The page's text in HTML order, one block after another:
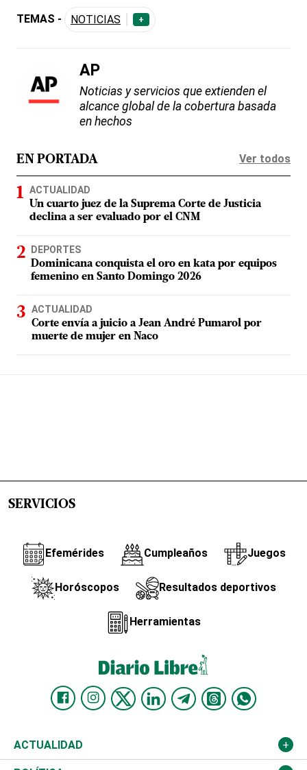
TEMAS - NOTICIAS +
AP
Noticias y servicios que extienden el
alcance global de la cobertura basada
en hechos
EN PORTADA Ver todos
ACTUALIDAD
Un cuarto juez de la Suprema Corte de Justicia
declina a ser evaluado por el CNM
DEPORTES
Dominicana conquista el oro en kata por equipos
femenino en Santo Domingo 2026
ACTUALIDAD
Corte envía a juicio a Jean André Pumarol por
muerte de mujer en Naco
SERVICIOS
Efemérides Cumpleaños Juegos
Horóscopos Resultados deportivos
Herramientas
ACTUALIDAD